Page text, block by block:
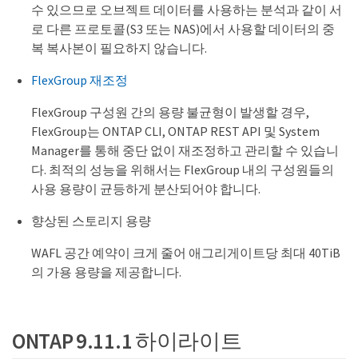
수 있으므로 오브젝트 데이터를 사용하는 분석과 같이 서
로 다른 프로토콜(S3 또는 NAS)에서 사용할 데이터의 중
복 복사본이 필요하지 않습니다.
FlexGroup 재조정
FlexGroup 구성원 간의 용량 불균형이 발생할 경우,
FlexGroup는 ONTAP CLI, ONTAP REST API 및 System
Manager를 통해 중단 없이 재조정하고 관리할 수 있습니
다. 최적의 성능을 위해서는 FlexGroup 내의 구성원들의
사용 용량이 균등하게 분산되어야 합니다.
향상된 스토리지 용량
WAFL 공간 예약이 크게 줄어 애그리게이트당 최대 40TiB
의 가용 용량을 제공합니다.
ONTAP 9.11.1 하이라이트